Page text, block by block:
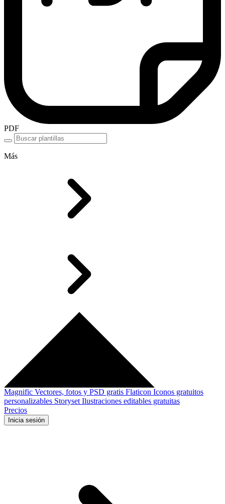
PDF
Más
Magnific Vectores, fotos y PSD gratis Flaticon Iconos gratuitos
personalizables Storyset Ilustraciones editables gratuitas
Precios
Inicia sesión